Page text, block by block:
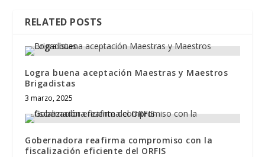
RELATED POSTS
Logra buena aceptación Maestras y Maestros
Brigadistas
3 marzo, 2025
Gobernadora reafirma compromiso con la
fiscalización eficiente del ORFIS